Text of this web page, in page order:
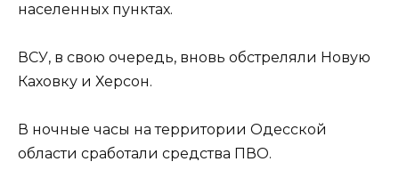
населенных пунктах.
ВСУ, в свою очередь, вновь обстреляли Новую
Каховку и Херсон.
В ночные часы на территории Одесской
области сработали средства ПВО.